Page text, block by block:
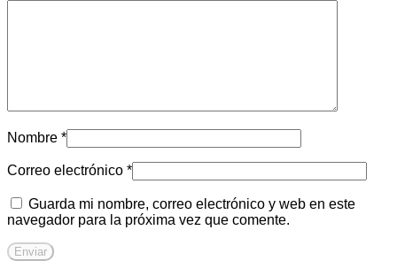
Nombre *
Correo electrónico *
Guarda mi nombre, correo electrónico y web en este
navegador para la próxima vez que comente.